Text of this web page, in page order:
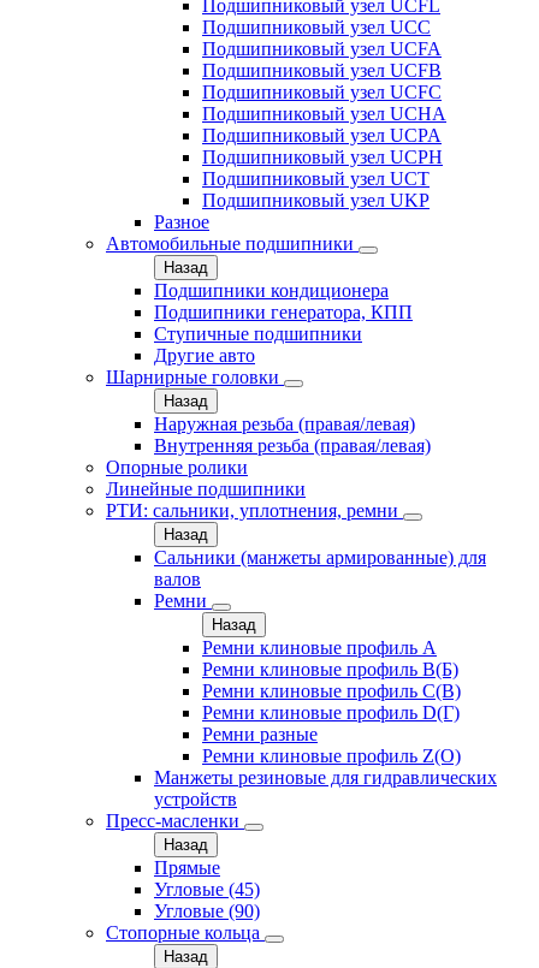
Подшипниковый узел UCFL
Подшипниковый узел UCC
Подшипниковый узел UCFA
Подшипниковый узел UCFB
Подшипниковый узел UCFC
Подшипниковый узел UCHA
Подшипниковый узел UCPA
Подшипниковый узел UCPH
Подшипниковый узел UCT
Подшипниковый узел UKP
Разное
Автомобильные подшипники
Назад
Подшипники кондиционера
Подшипники генератора, КПП
Ступичные подшипники
Другие авто
Шарнирные головки
Назад
Наружная резьба (правая/левая)
Внутренняя резьба (правая/левая)
Опорные ролики
Линейные подшипники
РТИ: сальники, уплотнения, ремни
Назад
Сальники (манжеты армированные) для
валов
Ремни
Назад
Ремни клиновые профиль A
Ремни клиновые профиль B(Б)
Ремни клиновые профиль C(В)
Ремни клиновые профиль D(Г)
Ремни разные
Ремни клиновые профиль Z(О)
Манжеты резиновые для гидравлических
устройств
Пресс-масленки
Назад
Прямые
Угловые (45)
Угловые (90)
Стопорные кольца
Назад